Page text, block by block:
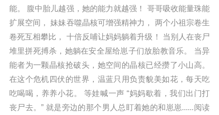
能。 腹中胎儿越强，她的能力就越强！ 哥哥吸收能量珠能
扩展空间， 妹妹吞噬晶核可增强精神力， 两个小祖宗卷生
卷死互相攀比， 十倍反哺让妈妈躺着升级！ 当别人在丧尸
堆里拼死搏杀，她躺在安全屋给崽子们放胎教音乐。 当异
能者为一颗晶核抢破头，她空间的晶核已经攒了小山高。
在这个危机四伏的世界，温蓝只用负责貌美如花，每天吃
吃喝喝，养养小花。 等娃喊一声 “妈妈歇着，我们出门打
丧尸去。” 就是旁边的那个男人总盯着她的和崽崽......阅读